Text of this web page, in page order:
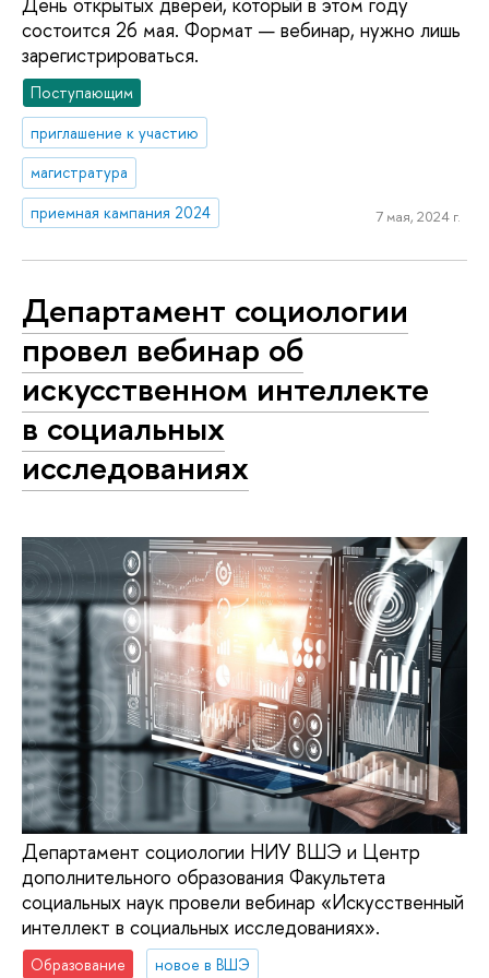
состоится 26 мая. Формат — вебинар, нужно лишь
зарегистрироваться.
Поступающим
приглашение к участию
магистратура
приемная кампания 2024
7 мая, 2024 г.
Департамент социологии
провел вебинар об
искусственном интеллекте
в социальных
исследованиях
Департамент социологии НИУ ВШЭ и Центр
дополнительного образования Факультета
социальных наук провели вебинар «Искусственный
интеллект в социальных исследованиях».
Образование новое в ВШЭ